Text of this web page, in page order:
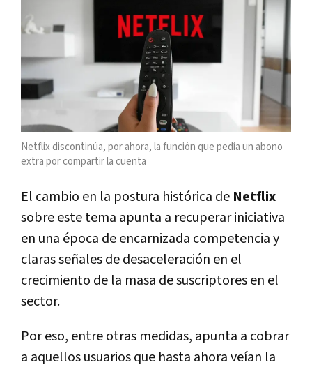
Netflix discontinúa, por ahora, la función que pedía un abono
extra por compartir la cuenta
El cambio en la postura histórica de Netflix
sobre este tema apunta a recuperar iniciativa
en una época de encarnizada competencia y
claras señales de desaceleración en el
crecimiento de la masa de suscriptores en el
sector.
Por eso, entre otras medidas, apunta a cobrar
a aquellos usuarios que hasta ahora veían la